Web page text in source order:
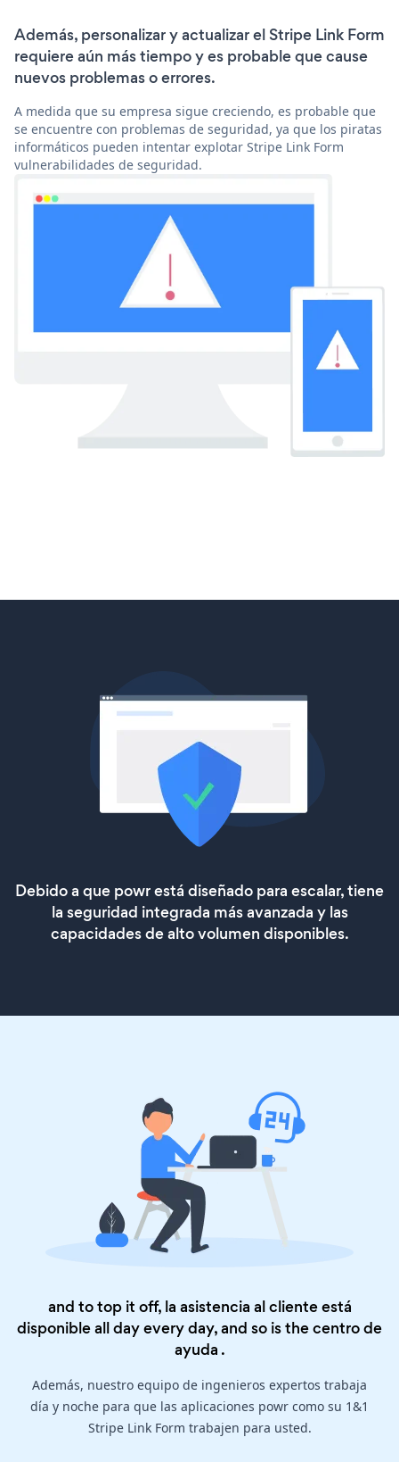
Además, personalizar y actualizar el Stripe Link Form
requiere aún más tiempo y es probable que cause
nuevos problemas o errores.
A medida que su empresa sigue creciendo, es probable que
se encuentre con problemas de seguridad, ya que los piratas
informáticos pueden intentar explotar Stripe Link Form
vulnerabilidades de seguridad.
Debido a que powr está diseñado para escalar, tiene
la seguridad integrada más avanzada y las
capacidades de alto volumen disponibles.
and to top it off, la asistencia al cliente está
disponible all day every day, and so is thecentro de
ayuda .
Además, nuestro equipo de ingenieros expertos trabaja
día y noche para que las aplicaciones powr como su 1&1
Stripe Link Form trabajen para usted.